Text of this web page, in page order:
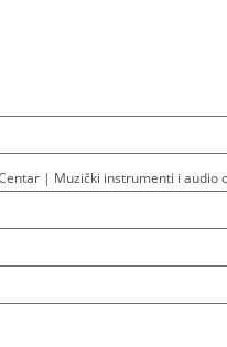
| Muzički instrumenti i audio